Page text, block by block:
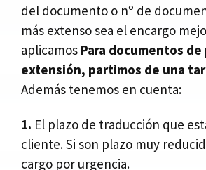
del documento o nº de
más extenso sea el encargo
aplicamos Para documentos de
extensión, partimos de una
Además tenemos en cuenta:
1. El plazo de traducción que
cliente. Si son plazo muy
cargo por urgencia.